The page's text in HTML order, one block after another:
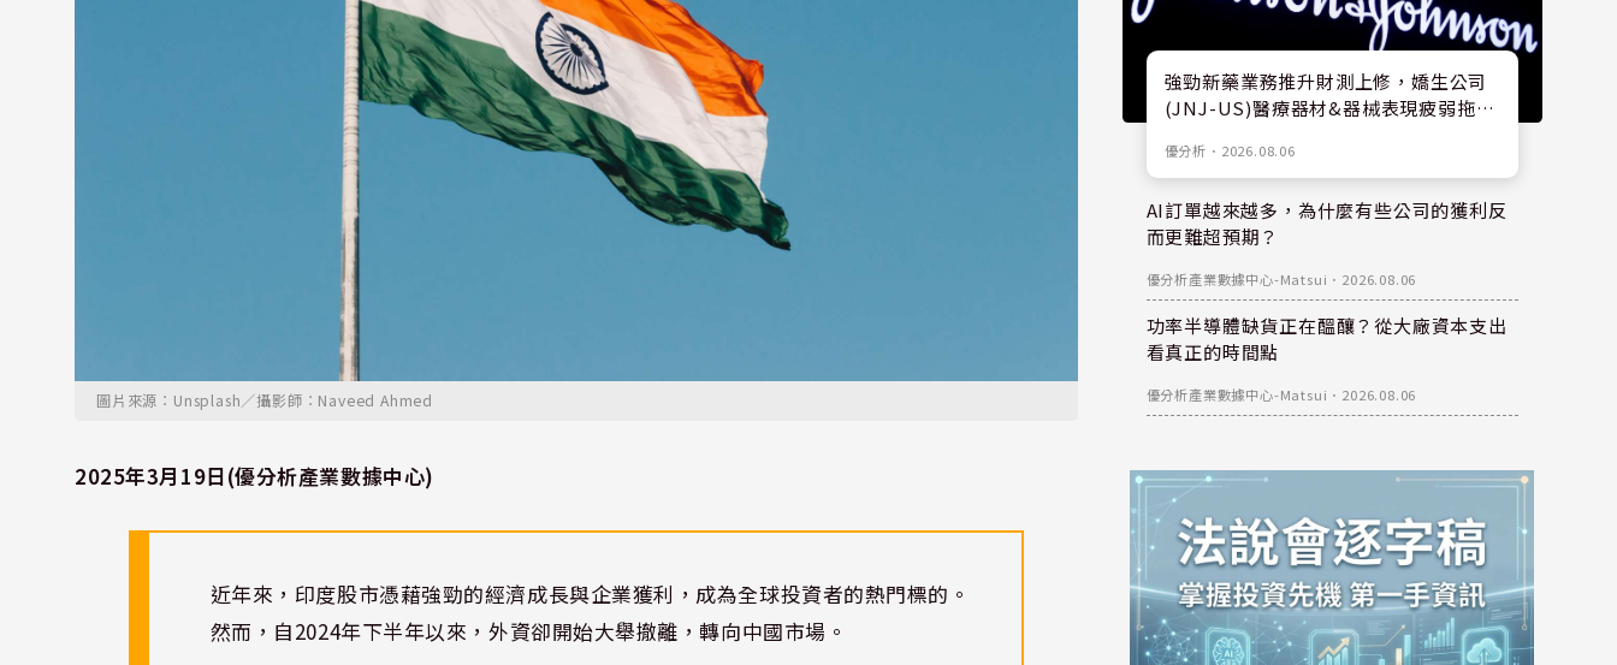
圖片來源：Unsplash／攝影師：Naveed Ahmed
2025年3月19日(優分析產業數據中心)
近年來，印度股市憑藉強勁的經濟成長與企業獲利，成為全球投資者的熱門標的。
然而，自2024年下半年以來，外資卻開始大舉撤離，轉向中國市場。
強勁新藥業務推升財測上修，嬌生公司
(JNJ-US)醫療器材&器械表現疲弱拖累
優分析 ． 2026.08.06
AI訂單越來越多，為什麼有些公司的獲利反
而更難超預期？
優分析產業數據中心-Matsui ． 2026.08.06
功率半導體缺貨正在醞釀？從大廠資本支出
看真正的時間點
優分析產業數據中心-Matsui ． 2026.08.06